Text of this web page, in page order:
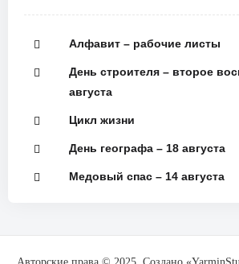
Алфавит – рабочие листы
День строителя – второе
августа
Цикл жизни
День географа – 18 августа
Медовый спас – 14 августа